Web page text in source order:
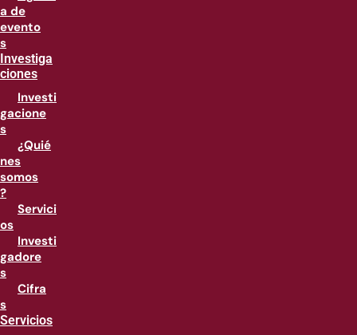
a de
evento
s
Investiga
ciones
Investi
gacione
s
¿Quié
nes
somos
?
Servici
os
Investi
gadore
s
Cifra
s
Servicios